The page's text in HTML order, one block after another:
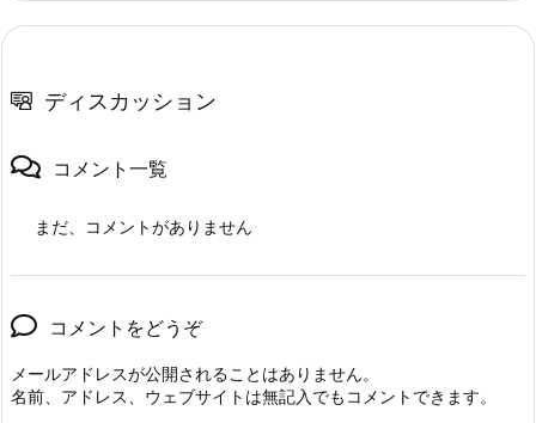
ディスカッション
コメント一覧
まだ、コメントがありません
コメントをどうぞ
メールアドレスが公開されることはありません。
名前、アドレス、ウェブサイトは無記入でもコメントできます。